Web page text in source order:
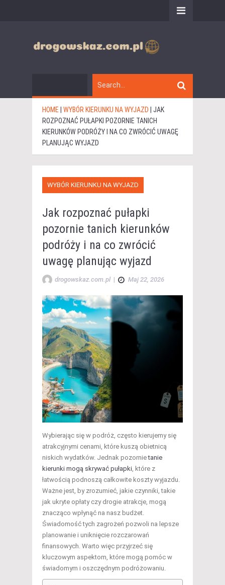
HOME WYBÓR KIERUNKU NA WYJAZD
JAK
ROZPOZNAĆ PUŁAPKI POZORNIE TANICH
KIERUNKÓW PODRÓŻY I NA CO ZWRÓCIĆ UWAGĘ
PLANUJĄC WYJAZD
WYBÓR KIERUNKU NA WYJAZD
Jak rozpoznać pułapki
pozornie tanich kierunków
podróży i na co zwrócić
uwagę planując wyjazd
drogowskaz.com.pl | Maj 22, 2026
Wybierając się w podróż, często kierujemy się
atrakcyjnymi cenami, które kuszą obietnicą
niskich wydatków. Jednak pozornietanie
kierunki mogą skrywać pułapki , które z
łatwością podnoszą całkowite koszty wyjazdu.
Ważne jest, by zrozumieć, jakie czynniki, takie
jak ukryte opłaty czy drogie atrakcje, mogą
znacząco wpłynąć na nasz budżet.
Świadomość tych zagrożeń pozwoli na lepsze
planowanie i uniknięcie rozczarowań
finansowych. Warto więc przyjrzeć się
kluczowym aspektom, które mogą pomóc w
świadomym i oszczędnym podróżowaniu.